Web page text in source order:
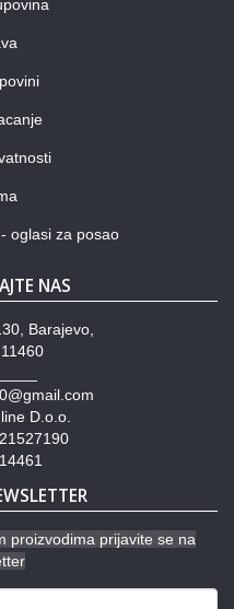
oglasi za posao
NAS
Barajevo,
D.o.o.
proizvodima prijavite se na